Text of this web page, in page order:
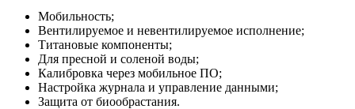
Мобильность;
Вентилируемое и невентилируемое исполнение;
Титановые компоненты;
Для пресной и соленой воды;
Калибровка через мобильное ПО;
Настройка журнала и управление данными;
Защита от биообрастания.